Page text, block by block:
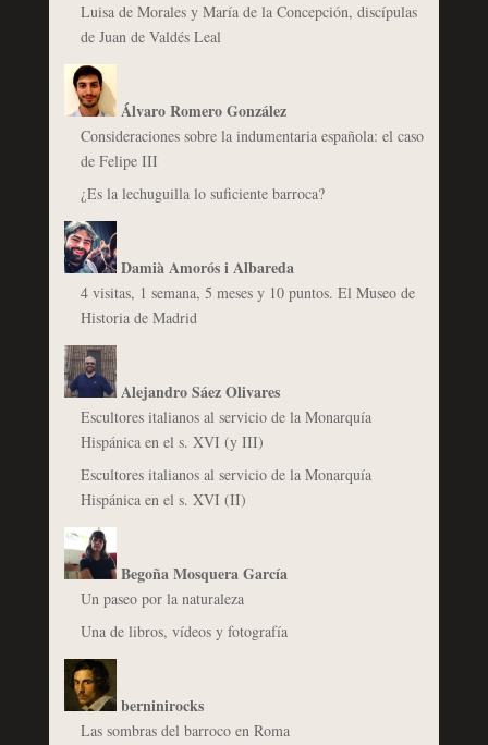
Luisa de Morales y María de la Concepción, discípulas
de Juan de Valdés Leal
Álvaro Romero González
Consideraciones sobre la indumentaria española: el caso
de Felipe III
¿Es la lechuguilla lo suficiente barroca?
Damià Amorós i Albareda
4 visitas, 1 semana, 5 meses y 10 puntos. El Museo de
Historia de Madrid
Alejandro Sáez Olivares
Escultores italianos al servicio de la Monarquía
Hispánica en el s. XVI (y III)
Escultores italianos al servicio de la Monarquía
Hispánica en el s. XVI (II)
Begoña Mosquera García
Un paseo por la naturaleza
Una de libros, vídeos y fotografía
berninirocks
Las sombras del barroco en Roma